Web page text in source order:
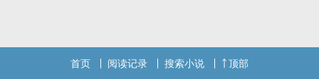
首页 阅读记录 搜索小说 顶部